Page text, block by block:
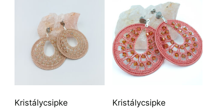
Kristálycsipke Kristálycsipke